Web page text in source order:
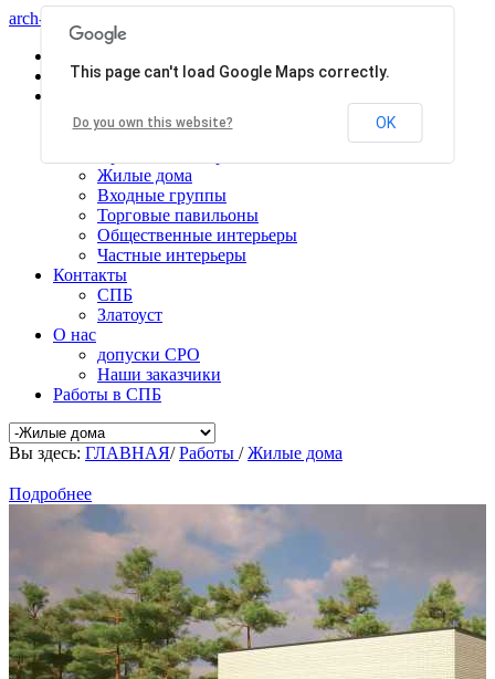
arch-centr
Услуги
Общественные здания
Производственные здания
Жилые дома
Входные группы
Торговые павильоны
Общественные интерьеры
Частные интерьеры
Контакты
СПБ
Златоуст
О нас
допуски СРО
Наши заказчики
Работы в СПБ
Вы здесь: ГЛАВНАЯ/Работы /Жилые дома
Подробнее
This page can't load Google Maps correctly.
Do you own this website? OK